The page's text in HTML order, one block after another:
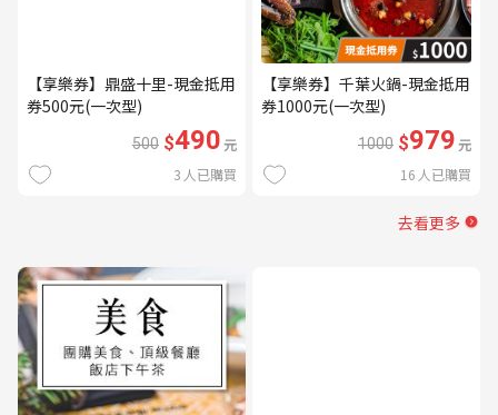
【享樂券】鼎盛十里-現金抵用
券500元(一次型)
500 $490元
3 人已購買
【享樂券】千葉火鍋-現金抵用
券1000元(一次型)
1000 $979元
16 人已購買
去看更多